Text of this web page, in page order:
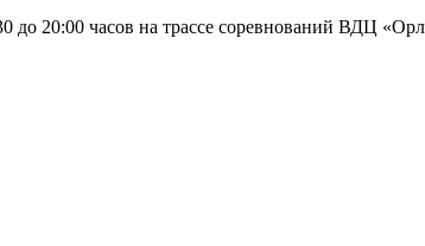
до 20:00 часов на трассе соревнований ВДЦ